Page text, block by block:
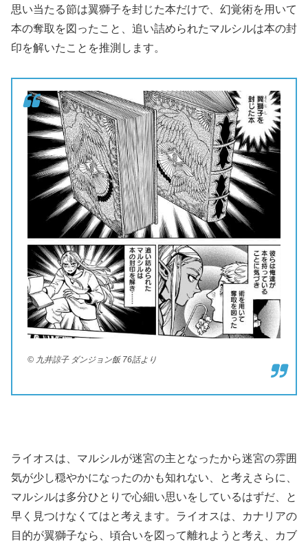
思い当たる節は翼獅子を封じた本だけで、幻覚術を用いて
本の奪取を図ったこと、追い詰められたマルシルは本の封
印を解いたことを推測します。
© 九井諒子 ダンジョン飯 76話より
ライオスは、マルシルが迷宮の主となったから迷宮の雰囲
気が少し穏やかになったのかも知れない、と考えさらに、
マルシルは多分ひとりで心細い思いをしているはずだ、と
早く見つけなくてはと考えます。ライオスは、カナリアの
目的が翼獅子なら、頃合いを図って離れようと考え、カブ